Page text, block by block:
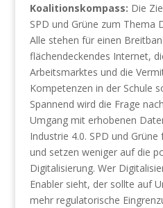
Koalitionskompass: Die
SPD und Grüne zum Thema
Alle stehen für einen
flächendeckendes Internet,
Arbeitsmarktes und die
Kompetenzen in der Schule
Spannend wird die Frage
Umgang mit erhobenen
Industrie 4.0. SPD und
und setzen weniger auf die
Digitalisierung. Wer
Enabler sieht, der sollte auf
mehr regulatorische